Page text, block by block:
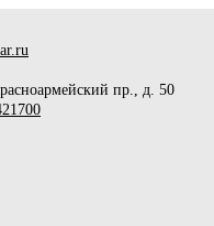
пр., д. 50